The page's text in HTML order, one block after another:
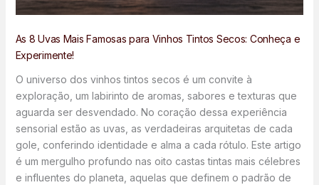
As 8 Uvas Mais Famosas para Vinhos Tintos Secos: Conheça e
Experimente!
O universo dos vinhos tintos secos é um convite à
exploração, um labirinto de aromas, sabores e texturas que
aguarda ser desvendado. No coração dessa experiência
sensorial estão as uvas, as verdadeiras arquitetas de cada
gole, conferindo identidade e alma a cada rótulo. Este artigo
é um mergulho profundo nas oito castas tintas mais célebres
e influentes do planeta, aquelas que definem o padrão de